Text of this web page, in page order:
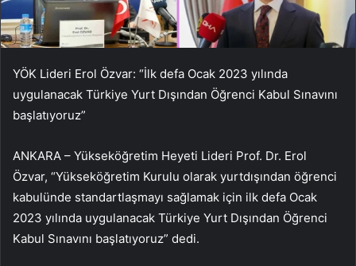
YÖK Lideri Erol Özvar: “İlk defa Ocak 2023 yılında
uygulanacak Türkiye Yurt Dışından Öğrenci Kabul Sınavını
başlatıyoruz”
ANKARA – Yükseköğretim Heyeti Lideri Prof. Dr. Erol
Özvar, “Yükseköğretim Kurulu olarak yurtdışından öğrenci
kabulünde standartlaşmayı sağlamak için ilk defa Ocak
2023 yılında uygulanacak Türkiye Yurt Dışından Öğrenci
Kabul Sınavını başlatıyoruz” dedi.